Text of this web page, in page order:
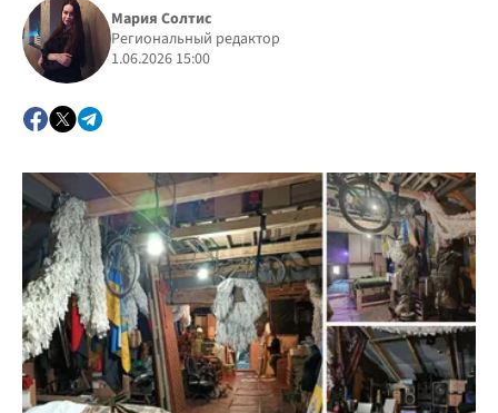
Мария Солтис
Региональный редактор
1.06.2026 15:00